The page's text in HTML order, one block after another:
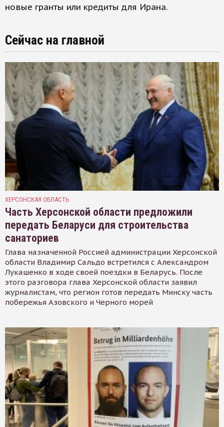
новые гранты или кредиты для Ирана.
Сейчас на главной
ХЕРСОНСКАЯ ОБЛАСТЬ
Часть Херсонской области предложили
передать Беларуси для строительства
санаториев
Глава назначенной Россией администрации Херсонской
области Владимир Сальдо встретился с Александром
Лукашенко в ходе своей поездки в Беларусь. После
этого разговора глава Херсонской области заявил
журналистам, что регион готов передать Минску часть
побережья Азовского и Черного морей